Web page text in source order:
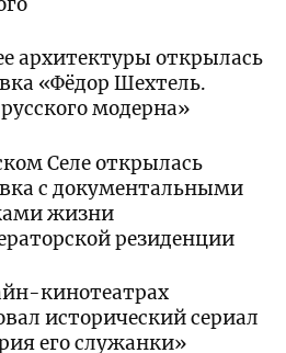
архитектуры открылась
«Фёдор Шехтель.
модерна»
Селе открылась
с документальными
жизни
резиденции
кинотеатрах
исторический сериал
его служанки»